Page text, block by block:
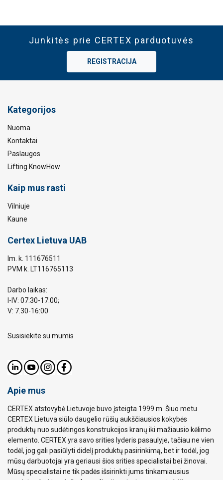
Junkitės prie CERTEX parduotuvės
REGISTRACIJA
Kategorijos
Nuoma
Kontaktai
Paslaugos
Lifting KnowHow
Kaip mus rasti
Vilniuje
Kaune
Certex Lietuva UAB
Im. k. 111676511
PVM k. LT116765113
Darbo laikas:
I-IV: 07:30-17:00;
V: 7.30-16:00
Susisiekite su mumis
Apie mus
CERTEX atstovybė Lietuvoje buvo įsteigta 1999 m. Šiuo metu
CERTEX Lietuva siūlo daugelio rūšių aukščiausios kokybės
produktų nuo sudėtingos konstrukcijos kranų iki mažiausio kėlimo
elemento. CERTEX yra savo srities lyderis pasaulyje, tačiau ne vien
todėl, jog gali pasiūlyti didelį produktų pasirinkimą, bet ir todėl, jog
mūsų darbuotojai yra geriausi šios srities specialistai bei žinovai.
Mūsų specialistai ne tik padės išsirinkti jums tinkamiausius